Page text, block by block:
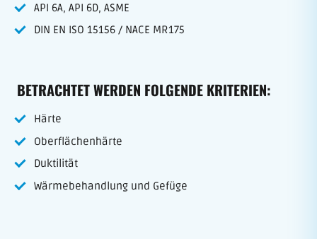
API 6A, API 6D, ASME
DIN EN ISO 15156 / NACE MR175
BETRACHTET WERDEN FOLGENDE KRITERIEN:
Härte
Oberflächenhärte
Duktilität
Wärmebehandlung und Gefüge